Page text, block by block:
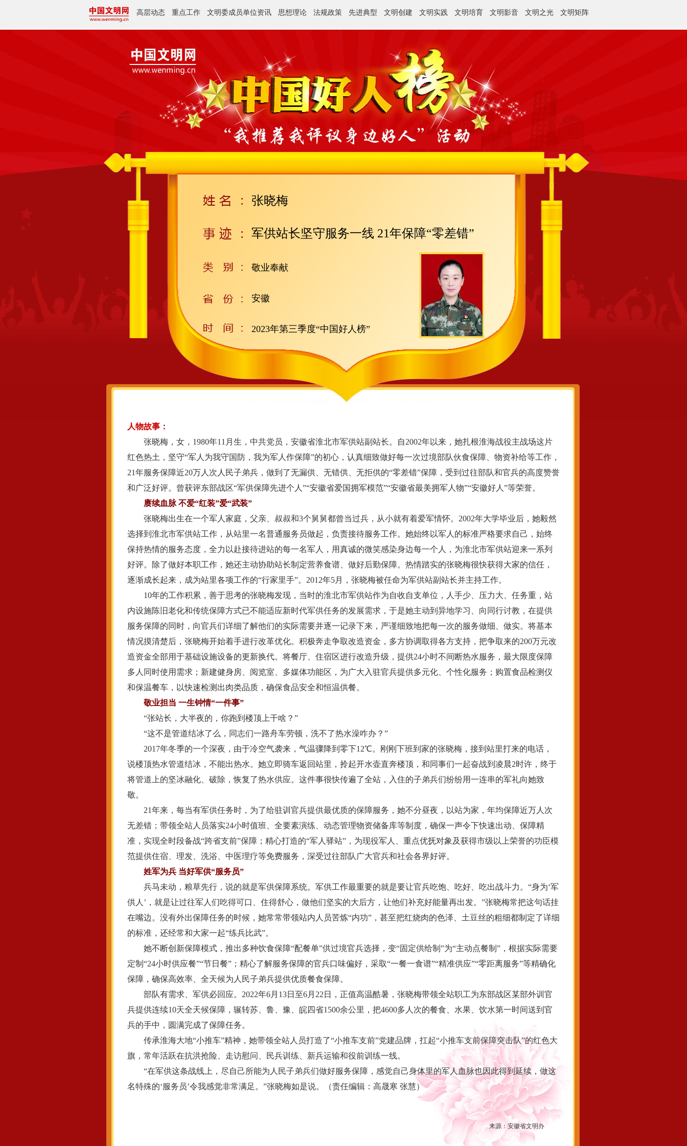
高层动态 重点工作 文明委成员单位资讯 思想理论 法规政策 先进典型 文明创建 文明实践 文明培育 文明影音 文明之光 文明矩阵
张晓梅
军供站长坚守服务一线 21年保障“零差错”
敬业奉献
安徽
2023年第三季度“中国好人榜”
人物故事：
张晓梅，女，1980年11月生，中共党员，安徽省淮北市军供站副站长。自2002年以来，她扎根淮海战役主战场这片
红色热土，坚守“军人为我守国防，我为军人作保障”的初心，认真细致做好每一次过境部队伙食保障、物资补给等工作，
21年服务保障近20万人次人民子弟兵，做到了无漏供、无错供、无拒供的“零差错”保障，受到过往部队和官兵的高度赞誉
和广泛好评。曾获评东部战区“军供保障先进个人”“安徽省爱国拥军模范”“安徽省最美拥军人物”“安徽好人”等荣誉。
赓续血脉 不爱“红装”爱“武装”
张晓梅出生在一个军人家庭，父亲、叔叔和3个舅舅都曾当过兵，从小就有着爱军情怀。2002年大学毕业后，她毅然
选择到淮北市军供站工作，从站里一名普通服务员做起，负责接待服务工作。她始终以军人的标准严格要求自己，始终
保持热情的服务态度，全力以赴接待进站的每一名军人，用真诚的微笑感染身边每一个人，为淮北市军供站迎来一系列
好评。除了做好本职工作，她还主动协助站长制定营养食谱、做好后勤保障。热情踏实的张晓梅很快获得大家的信任，
逐渐成长起来，成为站里各项工作的“行家里手”。2012年5月，张晓梅被任命为军供站副站长并主持工作。
10年的工作积累，善于思考的张晓梅发现，当时的淮北市军供站作为自收自支单位，人手少、压力大、任务重，站
内设施陈旧老化和传统保障方式已不能适应新时代军供任务的发展需求，于是她主动到异地学习、向同行讨教，在提供
服务保障的同时，向官兵们详细了解他们的实际需要并逐一记录下来，严谨细致地把每一次的服务做细、做实。将基本
情况摸清楚后，张晓梅开始着手进行改革优化。积极奔走争取改造资金，多方协调取得各方支持，把争取来的200万元改
造资金全部用于基础设施设备的更新换代。将餐厅、住宿区进行改造升级，提供24小时不间断热水服务，最大限度保障
多人同时使用需求；新建健身房、阅览室、多媒体功能区，为广大入驻官兵提供多元化、个性化服务；购置食品检测仪
和保温餐车，以快速检测出肉类品质，确保食品安全和恒温供餐。
敬业担当 一生钟情“一件事”
“张站长，大半夜的，你跑到楼顶上干啥？”
“这不是管道结冰了么，同志们一路舟车劳顿，洗不了热水澡咋办？”
2017年冬季的一个深夜，由于冷空气袭来，气温骤降到零下12℃。刚刚下班到家的张晓梅，接到站里打来的电话，
说楼顶热水管道结冰，不能出热水。她立即骑车返回站里，拎起开水壶直奔楼顶，和同事们一起奋战到凌晨2时许，终于
将管道上的坚冰融化、破除，恢复了热水供应。这件事很快传遍了全站，入住的子弟兵们纷纷用一连串的军礼向她致
敬。
21年来，每当有军供任务时，为了给驻训官兵提供最优质的保障服务，她不分昼夜，以站为家，年均保障近万人次
无差错；带领全站人员落实24小时值班、全要素演练、动态管理物资储备库等制度，确保一声令下快速出动、保障精
准，实现全时段备战“跨省支前”保障；精心打造的“军人驿站”，为现役军人、重点优抚对象及获得市级以上荣誉的功臣模
范提供住宿、理发、洗浴、中医理疗等免费服务，深受过往部队广大官兵和社会各界好评。
姓军为兵 当好军供“服务员”
兵马未动，粮草先行，说的就是军供保障系统。军供工作最重要的就是要让官兵吃饱、吃好、吃出战斗力。“身为‘军
供人’，就是让过往军人们吃得可口、住得舒心，做他们坚实的大后方，让他们补充好能量再出发。”张晓梅常把这句话挂
在嘴边。没有外出保障任务的时候，她常常带领站内人员苦炼“内功”，甚至把红烧肉的色泽、土豆丝的粗细都制定了详细
的标准，还经常和大家一起“练兵比武”。
她不断创新保障模式，推出多种饮食保障“配餐单”供过境官兵选择，变“固定供给制”为“主动点餐制”，根据实际需要
定制“24小时供应餐”“节日餐”；精心了解服务保障的官兵口味偏好，采取“一餐一食谱”“精准供应”“零距离服务”等精确化
保障，确保高效率、全天候为人民子弟兵提供优质餐食保障。
部队有需求、军供必回应。2022年6月13日至6月22日，正值高温酷暑，张晓梅带领全站职工为东部战区某部外训官
兵提供连续10天全天候保障，辗转苏、鲁、豫、皖四省1500余公里，把4600多人次的餐食、水果、饮水第一时间送到官
兵的手中，圆满完成了保障任务。
传承淮海大地“小推车”精神，她带领全站人员打造了“小推车支前”党建品牌，扛起“小推车支前保障突击队”的红色大
旗，常年活跃在抗洪抢险、走访慰问、民兵训练、新兵运输和役前训练一线。
“在军供这条战线上，尽自己所能为人民子弟兵们做好服务保障，感觉自己身体里的军人血脉也因此得到延续，做这
名特殊的‘服务员’令我感觉非常满足。”张晓梅如是说。（责任编辑：高晟寒 张慧）
来源： 安徽省文明办